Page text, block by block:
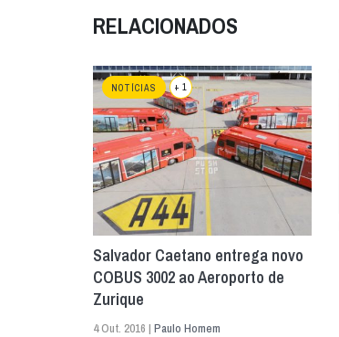
RELACIONADOS
NOTÍCIAS + 1
Salvador Caetano entrega novo
COBUS 3002 ao Aeroporto de
Zurique
4 Out. 2016 | Paulo Homem